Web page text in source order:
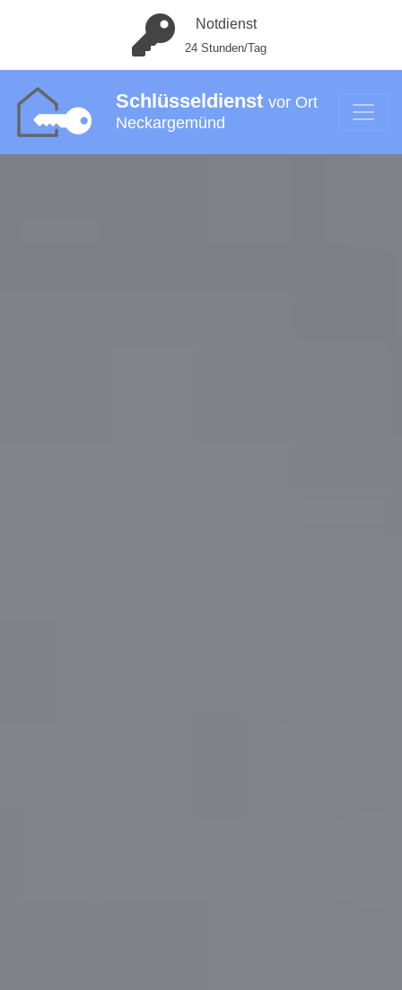
Notdienst
24 Stunden/Tag
Schlüsseldienst vor Ort
Neckargemünd